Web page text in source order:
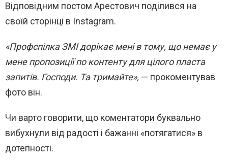
Відповідним постом Арестович поділився на
своїй сторінці в Instagram.
«Профспілка ЗМІ дорікає мені в тому, що немає у
мене пропозиції по контенту для цілого пласта
запитів. Господи. Та тримайте», — прокоментував
фото він.
Чи варто говорити, що коментатори буквально
вибухнули від радості і бажанні «потягатися» в
дотепності.